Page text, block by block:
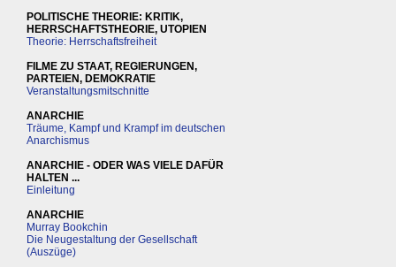
POLITISCHE THEORIE: KRITIK,
HERRSCHAFTSTHEORIE, UTOPIEN
Theorie: Herrschaftsfreiheit
FILME ZU STAAT, REGIERUNGEN,
PARTEIEN, DEMOKRATIE
Veranstaltungsmitschnitte
ANARCHIE
Träume, Kampf und Krampf im deutschen
Anarchismus
ANARCHIE - ODER WAS VIELE DAFÜR
HALTEN ...
Einleitung
ANARCHIE
Murray Bookchin
Die Neugestaltung der Gesellschaft
(Auszüge)